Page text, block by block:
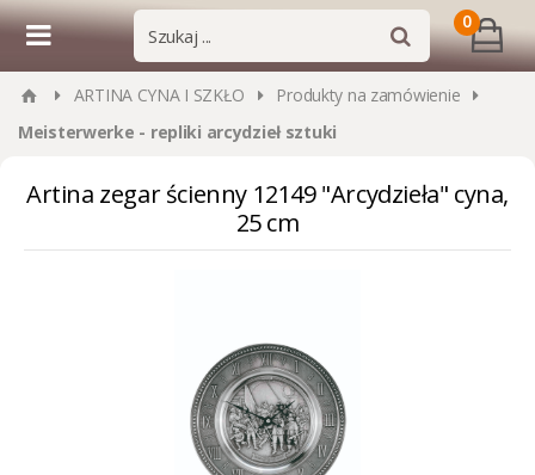
0
ARTINA CYNA I SZKŁO
Produkty na zamówienie
Meisterwerke - repliki arcydzieł sztuki
Artina zegar ścienny 12149 "Arcydzieła" cyna,
25 cm